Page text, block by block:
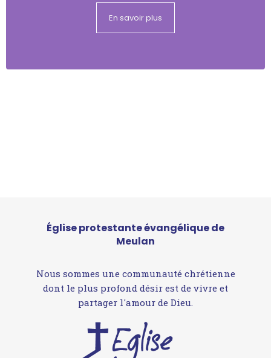
En savoir plus
Église protestante évangélique de
Meulan
Nous sommes une communauté chrétienne
dont le plus profond désir est de vivre et
partager l'amour de Dieu.